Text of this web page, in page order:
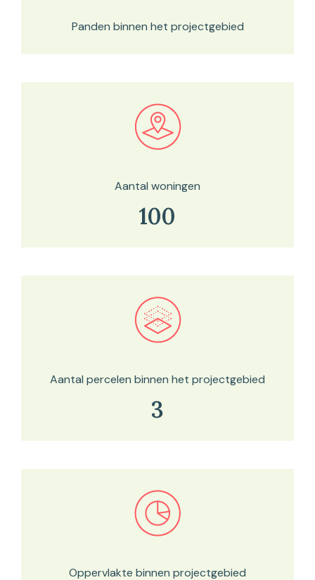
Panden binnen het projectgebied
Bekijk in onze kaartviewer
Aantal woningen
100
Bekijk in onze kaartviewer
Aantal percelen binnen het projectgebied
3
Bekijk in onze kaartviewer
Oppervlakte binnen projectgebied